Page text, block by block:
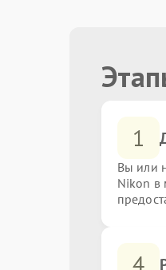
1
Вы или
Nikon в
4